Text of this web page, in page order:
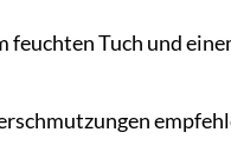
feuchten Tuch und